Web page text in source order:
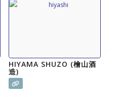
HIYAMA SHUZO (檜山酒
造)